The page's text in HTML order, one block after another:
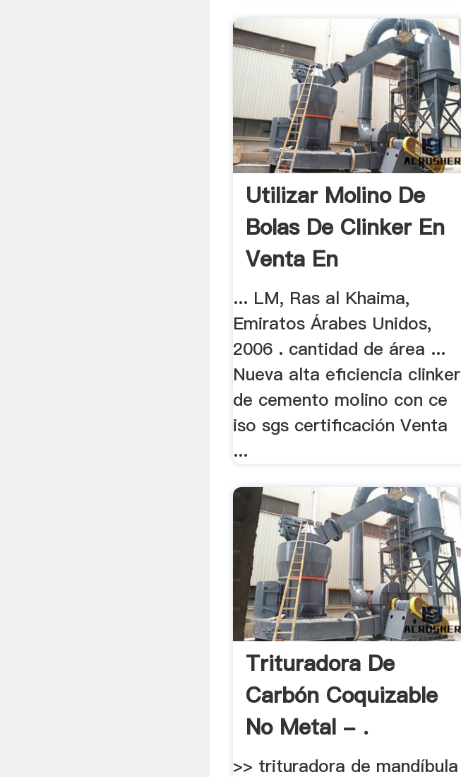
Utilizar Molino De
Bolas De Clinker En
Venta En
... LM, Ras al Khaima,
Emiratos Árabes Unidos,
2006 . cantidad de área ...
Nueva alta eficiencia clinker
de cemento molino con ce
iso sgs certificación Venta
...
Trituradora De
Carbón Coquizable
No Metal - .
>> trituradora de mandíbula